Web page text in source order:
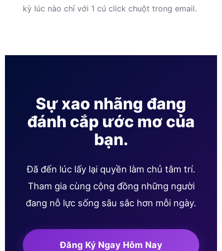
kỳ lúc nào chỉ với 1 cú click chuột trong email.
Sự xao nhãng đang
đánh cắp ước mơ của
bạn.
Đã đến lúc lấy lại quyền làm chủ tâm trí.
Tham gia cùng cộng đồng những người
đang nỗ lực sống sâu sắc hơn mỗi ngày.
Đăng Ký Ngay Hôm Nay